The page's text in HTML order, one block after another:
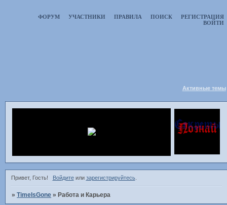
ФОРУМ УЧАСТНИКИ ПРАВИЛА ПОИСК
РЕГИСТРАЦИЯ
ВОЙТИ
Активные темы
Привет, Гость! Войдитеили зарегистрируйтесь.
»TimeIsGone »Работа и Карьера